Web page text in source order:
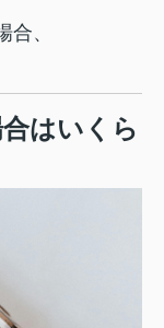
、
はいくら